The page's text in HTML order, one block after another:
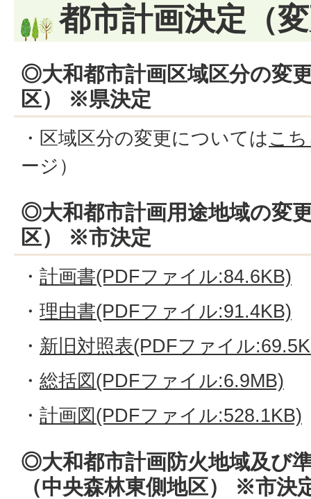
都市計画決定（
◎大和都市計画区域区分の変
区） ※県決定
・区域区分の変更についてはこ
ージ）
◎大和都市計画用途地域の変
区） ※市決定
・ 計画書(PDFファイル:84.6KB)
・ 理由書(PDFファイル:91.4KB)
・ 新旧対照表(PDFファイル
・ 総括図(PDFファイル:6.9MB)
・ 計画図(PDFファイル:528.1KB)
◎大和都市計画防火地域及び
（中央森林東側地区） ※市決